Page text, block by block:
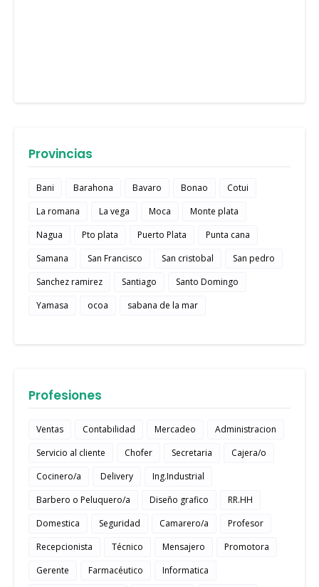
Provincias
Bani Barahona Bavaro Bonao
Cotui
La romana
La vega Moca
Monte plata
Nagua
Pto plata Puerto Plata
Punta cana
Samana
San Francisco San cristobal
San pedro
Sanchez ramirez
Santiago
Santo Domingo
Yamasa
ocoa sabana de la mar
Profesiones
Ventas Contabilidad Mercadeo
Administracion
Servicio al cliente
Chofer Secretaria
Cajera/o
Cocinero/a
Delivery
Ing.Industrial
Barbero o Peluquero/a
Diseño grafico
RR.HH
Domestica
Seguridad Camarero/a
Profesor
Recepcionista
Técnico Mensajero
Promotora
Gerente
Farmacéutico Informatica